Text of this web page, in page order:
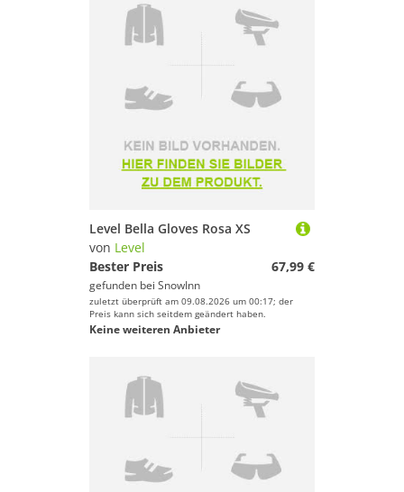
Level Bella Gloves Rosa XS
von Level
Bester Preis
67,99 €
gefunden bei SnowInn
zuletzt überprüft am 09.08.2026 um 00:17; der
Preis kann sich seitdem geändert haben.
Keine weiteren Anbieter